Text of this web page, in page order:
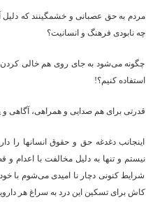
مردم به حق عصبانی و خشمگینند که دلیل
چه نابودی فرهنگ و انسانیت؟
چگونه می‌شود به جای روی هم خالی کردن
استفاده کنیم؟!
قدرتی برای هم صدایی و همراهی، آگاهی
اینجانب دغدغه حق و حقوق انسانها
نیستم و تنها به دلیل مخالفت با اعدام
شرایط کنونی دچار نا امیدی می‌شوم با
کاش برای تسکین این درد به سراغ هر